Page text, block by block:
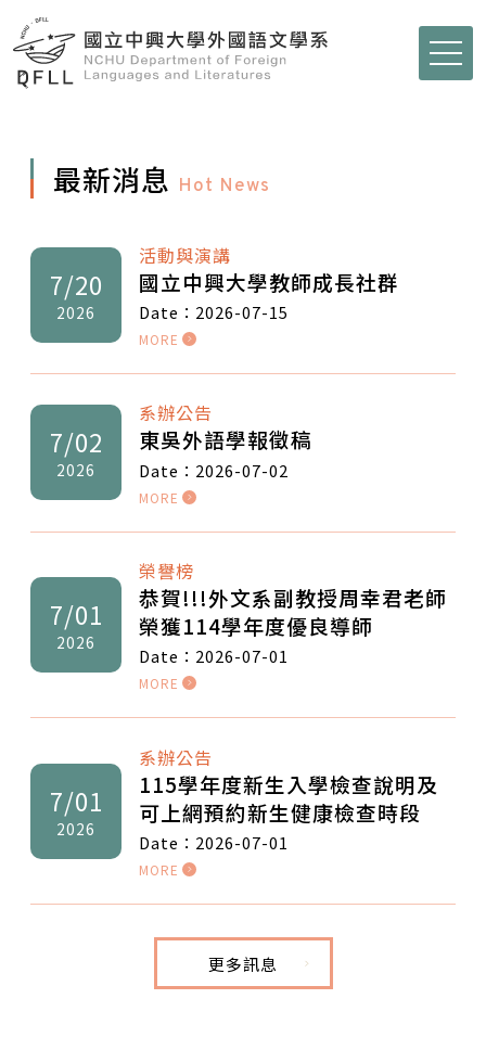
最新消息 Hot News
7/20
2026
活動與演講
國立中興大學教師成長社群
Date：2026-07-15
MORE
7/02
2026
系辦公告
東吳外語學報徵稿
Date：2026-07-02
MORE
7/01
2026
榮譽榜
恭賀!!!外文系副教授周幸君老師
榮獲114學年度優良導師
Date：2026-07-01
MORE
7/01
2026
系辦公告
115學年度新生入學檢查說明及
可上網預約新生健康檢查時段
Date：2026-07-01
MORE
更多訊息